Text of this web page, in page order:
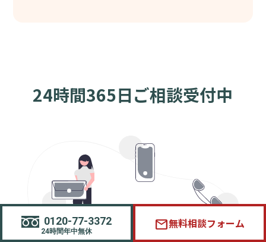
24時間365日ご相談受付中
0120-77-3372
24時間年中無休 mail無料相談フォーム